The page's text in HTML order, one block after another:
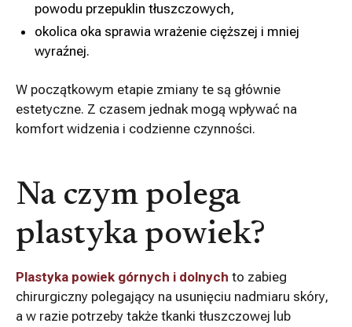
powodu przepuklin tłuszczowych,
okolica oka sprawia wrażenie cięższej i mniej
wyraźnej.
W początkowym etapie zmiany te są głównie
estetyczne. Z czasem jednak mogą wpływać na
komfort widzenia i codzienne czynności.
Na czym polega
plastyka powiek?
Plastyka powiek górnych i dolnych to zabieg
chirurgiczny polegający na usunięciu nadmiaru skóry,
a w razie potrzeby także tkanki tłuszczowej lub